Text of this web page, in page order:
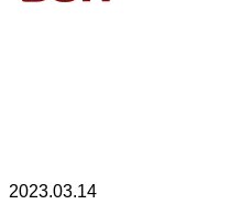
2023.03.14